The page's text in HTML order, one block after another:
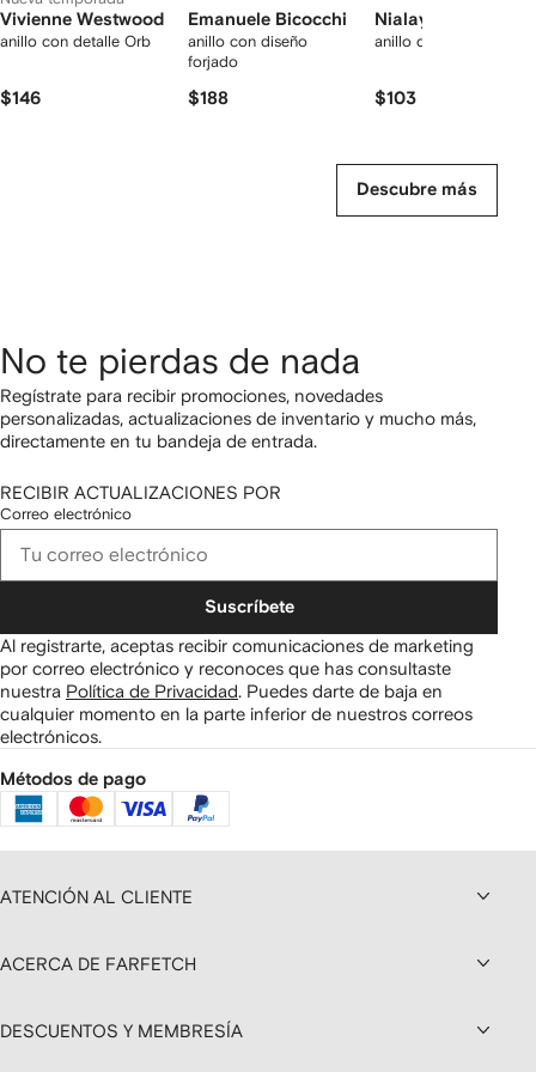
Vivienne Westwood
anillo con detalle Orb
$146
Emanuele Bicocchi
anillo con diseño
forjado
$188
Nialaya Jewelry
anillo de sello mini
$103
Descubre más
No te pierdas de nada
Regístrate para recibir promociones, novedades
personalizadas, actualizaciones de inventario y mucho más,
directamente en tu bandeja de entrada.
RECIBIR ACTUALIZACIONES POR
Correo electrónico
Suscríbete
Al registrarte, aceptas recibir comunicaciones de marketing
por correo electrónico y reconoces que has consultaste
nuestra Política de Privacidad Puedes darte de baja en
cualquier momento en la parte inferior de nuestros correos
electrónicos.
Métodos de pago
ATENCIÓN AL CLIENTE
ACERCA DE FARFETCH
DESCUENTOS Y MEMBRESÍA